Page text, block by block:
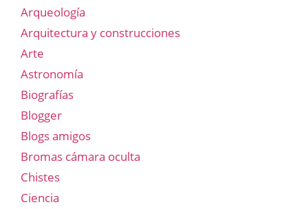
Arqueología
Arquitectura y construcciones
Arte
Astronomía
Biografías
Blogger
Blogs amigos
Bromas cámara oculta
Chistes
Ciencia